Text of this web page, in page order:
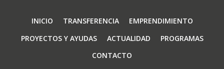
Navegación
principal
INICIO TRANSFERENCIA
EMPRENDIMIENTO
PROYECTOS Y AYUDAS
ACTUALIDAD
PROGRAMAS
CONTACTO